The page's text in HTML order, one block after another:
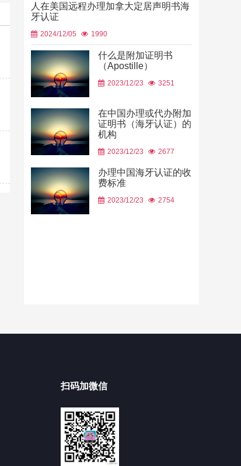
人在美国远程办理加拿大定居声明书海
牙认证
2024/12/05 1990
什么是附加证明书
（Apostille）
2023/12/23 3251
在中国办理或代办附加
证明书（海牙认证）的
机构
2023/12/23 2677
办理中国海牙认证的收
费标准
2023/12/23 2754
扫码加微信